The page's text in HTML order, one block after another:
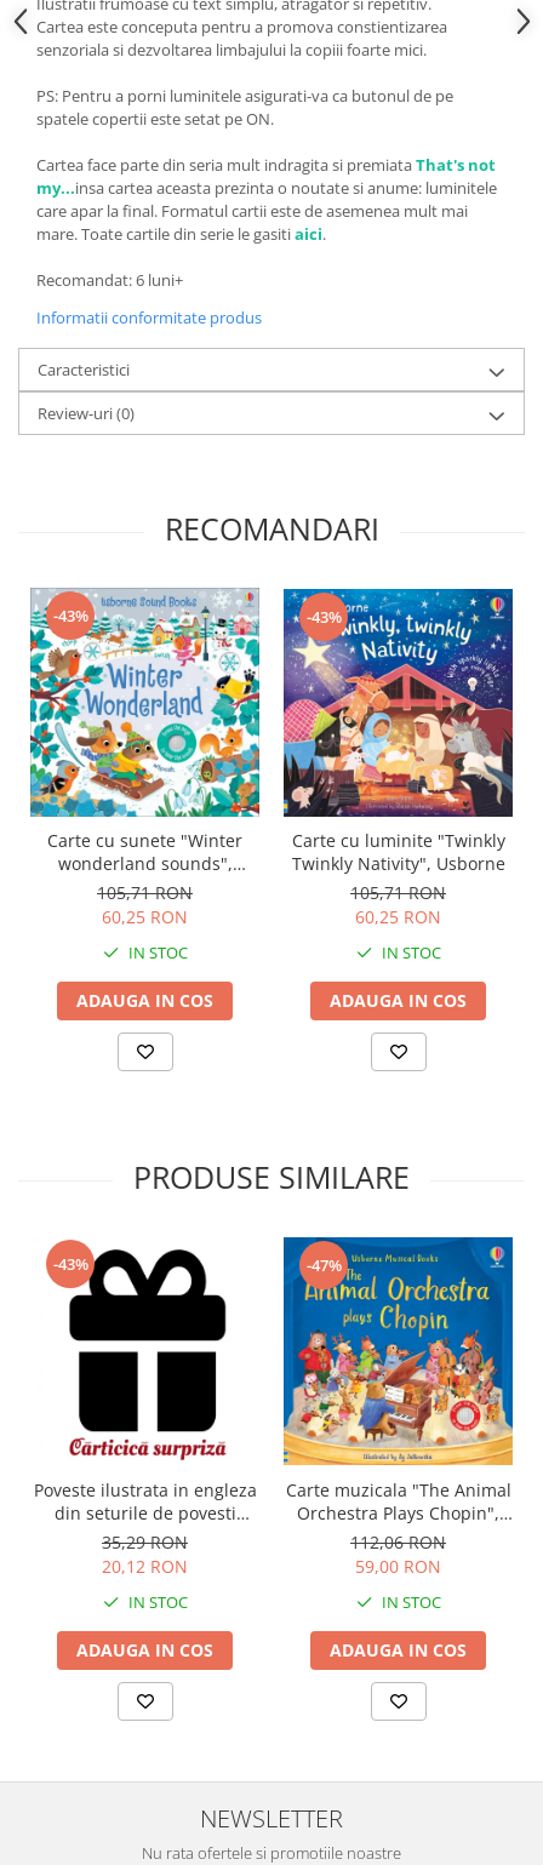
Cartea este conceputa pentru a promova constientizarea
senzoriala si dezvoltarea limbajului la copiii foarte mici.
PS: Pentru a porni luminitele asigurati-va ca butonul de pe
spatele copertii este setat pe ON.
Cartea face parte din seria mult indragita si premiataThat's not
my...insa cartea aceasta prezinta o noutate si anume: luminitele
care apar la final. Formatul cartii este de asemenea mult mai
mare.Toate cartile din serie le gasitiaici.
Recomandat: 6 luni+
Informatii conformitate produs
Caracteristici
Review-uri(0)
RECOMANDARI
-43%
Carte cu sunete "Winter
wonderland sounds",
cartonata, Usborne
105,71 RON
60,25 RON
IN STOC
ADAUGA IN COS
-43%
Carte cu luminite "Twinkly
Twinkly Nativity", Usborne
105,71 RON
60,25 RON
IN STOC
ADAUGA IN COS
PRODUSE SIMILARE
-43%
Poveste ilustrata in engleza
din seturile de povesti
Usborne
35,29 RON
20,12 RON
IN STOC
ADAUGA IN COS
-47%
Carte muzicala "The Animal
Orchestra Plays Chopin",
cartonata, Usborne
112,06 RON
59,00 RON
IN STOC
ADAUGA IN COS
NEWSLETTER
Nu rata ofertele si promotiile noastre